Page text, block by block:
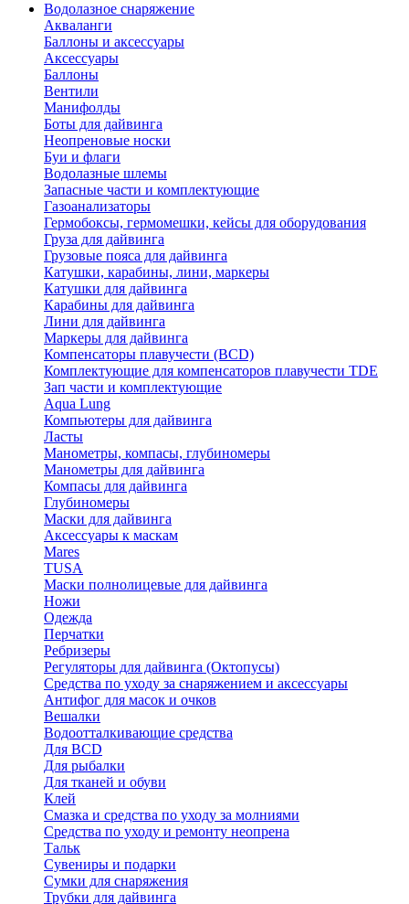
Водолазное снаряжение
Акваланги
Баллоны и аксессуары
Аксессуары
Баллоны
Вентили
Манифолды
Боты для дайвинга
Неопреновые носки
Буи и флаги
Водолазные шлемы
Запасные части и комплектующие
Газоанализаторы
Гермобоксы, гермомешки, кейсы для оборудования
Груза для дайвинга
Грузовые пояса для дайвинга
Катушки, карабины, лини, маркеры
Катушки для дайвинга
Карабины для дайвинга
Лини для дайвинга
Маркеры для дайвинга
Компенсаторы плавучести (BCD)
Комплектующие для компенсаторов плавучести TDE
Зап части и комплектующие
Aqua Lung
Компьютеры для дайвинга
Ласты
Манометры, компасы, глубиномеры
Манометры для дайвинга
Компасы для дайвинга
Глубиномеры
Маски для дайвинга
Аксессуары к маскам
Mares
TUSA
Маски полнолицевые для дайвинга
Ножи
Одежда
Перчатки
Ребризеры
Регуляторы для дайвинга (Октопусы)
Средства по уходу за снаряжением и аксессуары
Антифог для масок и очков
Вешалки
Водоотталкивающие средства
Для BCD
Для рыбалки
Для тканей и обуви
Клей
Смазка и средства по уходу за молниями
Средства по уходу и ремонту неопрена
Тальк
Сувениры и подарки
Сумки для снаряжения
Трубки для дайвинга